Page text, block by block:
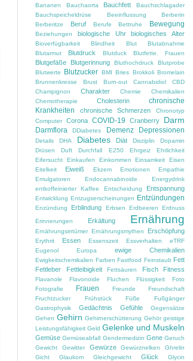
Bananen Bauchaorta Bauchfett
Bauchschlagader
Bauchspeicheldrüse
Beeinflussung
Berberin
Berberitze
Beruf Berufe Bettruhe Bewegung
Beziehungen biologische Uhr biologisches Alter
Bioverfügbarkeit Blindheit Blut
Blutabnahme
Blutarmut
Blutdruck Blutduck Blutfette. Frauen
Blutgefäße Blutgerinnung Bluthochdruck
Blutprobe
Blutwerte
Blutzucker BMI Bries Brokkoli Bromelain
Brunnenkresse
Brust Burn-out Cannabidiol
CBD
Champignon
Charakter Chemie
Chemikalien
Chemotherapie
Cholesterin
chronische
Krankheiten
chronische Schmerzen
Chronotyp
Computer
Corona COVID-19 Cranberry Darm
Darmflora DDiabetes Demenz Depressionen
Details DHA Diabetes Diät Disziplin
Dopamin
Drüsen
Duft Durchfall E250 Ehrgeiz
Ehrlichkeit
Eifersucht
Einkaufen Einkommen Einsamkeit
Eisen
Eitelkeit
Eiweiß Ekzem Emotionen
Empathie
Emulgatoren
Endocannabinoide
Energydrink
entkoffeinierter Kaffee
Entscheidung Entspannung
Entwicklung Entzugserscheinungen Entzündungen
Enzündung Erblindung Erbsen Erdbeeren
Erdnuss
Erinnerungen
Erkältung Ernährung
Ernährungsirrtümer Ernährungsmythen Erschöpfung
Erythrit Essen Essenszeit Essverhalten
eTRF
Eugenol
Europa ewige Chemikalien
Ewigkeitschemikalien Farben Fastfood Feinstaub Fett
Fettleber
Fettleibigkeit Fettsäuren Fisch Fitness
Flavanole Flavonoide Fluchen Flüssigkeit
Foto
Fotografie
Frauen Freunde
Freundschaft
Fruchtzucker
Frühstück Füße
Fußgänger
Gastrophysik
Gedächtnis Gefühle
Gegensätze
Gehen Gehirn Gehirnerschütterung Gehör geistige
Leistungsfähigkeit Geld Gelenke und Muskeln
Gemüse Gemüseabfall Gendermedizin Gene Geruch
Gewicht
Gewitter Gewürze Gewürznelken
Ghrelin
Gicht
Glaukom Gleichgewicht Glück
Glycin